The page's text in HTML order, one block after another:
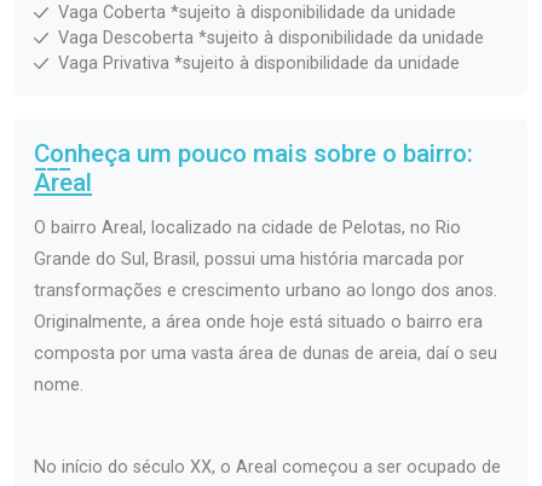
Vaga Coberta *sujeito à disponibilidade da unidade
Vaga Descoberta *sujeito à disponibilidade da unidade
Vaga Privativa *sujeito à disponibilidade da unidade
Conheça um pouco mais sobre o bairro:
Areal
O bairro Areal, localizado na cidade de Pelotas, no Rio
Grande do Sul, Brasil, possui uma história marcada por
transformações e crescimento urbano ao longo dos anos.
Originalmente, a área onde hoje está situado o bairro era
composta por uma vasta área de dunas de areia, daí o seu
nome.
No início do século XX, o Areal começou a ser ocupado de